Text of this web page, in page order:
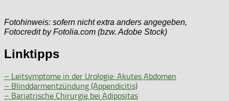
Fotohinweis: sofern nicht extra anders angegeben,
Fotocredit by Fotolia.com (bzw. Adobe Stock)
Linktipps
– Leitsymptome in der Urologie: Akutes Abdomen
– Blinddarmentzündung (Appendicitis)
– Bariatrische Chirurgie bei Adipositas